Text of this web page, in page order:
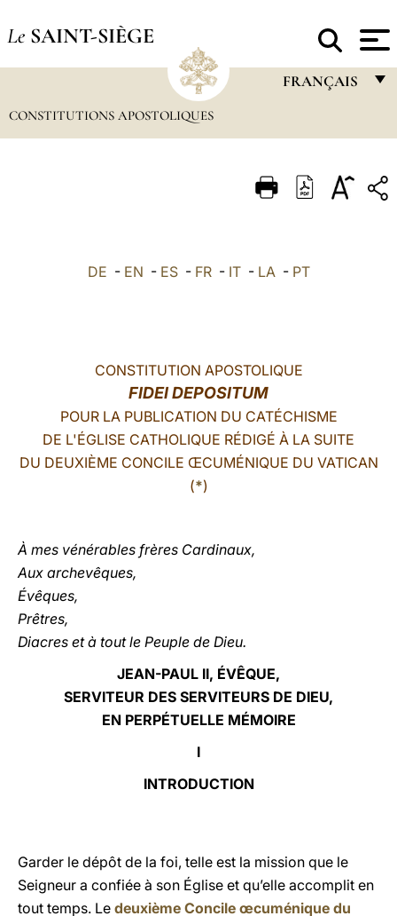
Le SAINT-SIÈGE
FRANÇAIS
ITALIANO
LATINE
CONSTITUTIONS APOSTOLIQUES
DE - EN - ES- FR- IT- LA- PT
CONSTITUTION APOSTOLIQUE
FIDEI DEPOSITUM
POUR LA PUBLICATION DU CATÉCHISME
DE L'ÉGLISE CATHOLIQUE RÉDIGÉ À LA SUITE
DU DEUXIÈME CONCILE ŒCUMÉNIQUE DU VATICAN
(*)
À mes vénérables frères Cardinaux,
Aux archevêques,
Évêques,
Prêtres,
Diacres et à tout le Peuple de Dieu.
JEAN-PAUL II, ÉVÊQUE,
SERVITEUR DES SERVITEURS DE DIEU,
EN PERPÉTUELLE MÉMOIRE
I
INTRODUCTION
Garder le dépôt de la foi, telle est la mission que le
Seigneur a confiée à son Église et qu’elle accomplit en
tout temps. Le deuxième Concile œcuménique du